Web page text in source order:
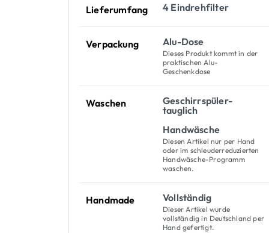
Lieferumfang 4 Eindrehfilter
Verpackung Alu-Dose
Dieses Produkt kommt in der
praktischen Alu-
Geschenkdose
Waschen
Geschirrspüler-
tauglich
Handwäsche
Diesen Artikel nur per Hand
oder im schleuderreduzierten
Handwäsche-Programm
waschen.
Handmade Vollständig
Dieser Artikel wurde
vollständig in Deutschland per
Hand gefertigt.